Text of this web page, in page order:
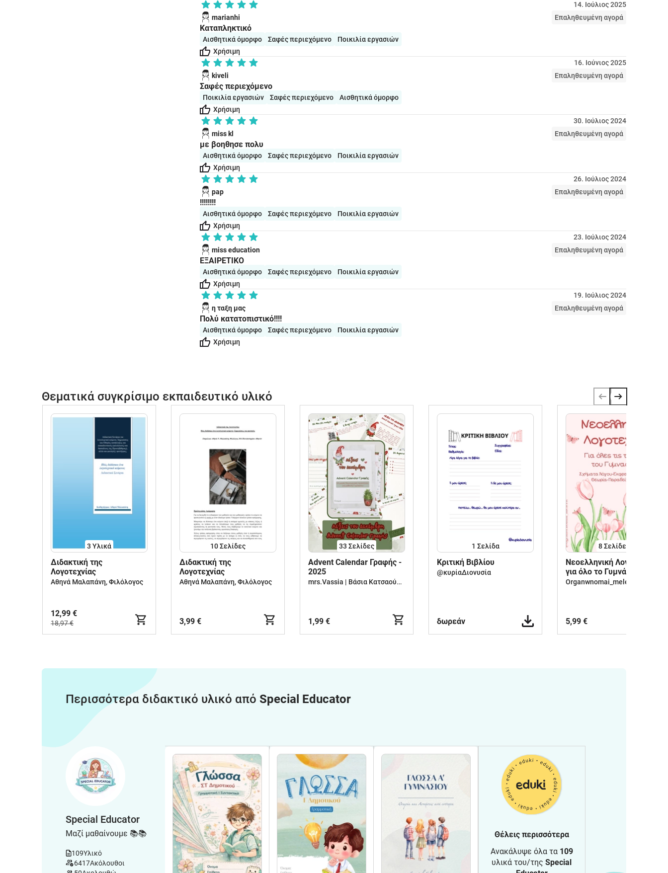
14. Ιούλιος 2025
marianhi
Επαληθευμένη αγορά
Kαταπληκτικό
Αισθητικά όμορφο Σαφές περιεχόμενο
Ποικιλία εργασιών
Χρήσιμη
16. Ιούνιος 2025
kiveli
Επαληθευμένη αγορά
Σαφές περιεχόμενο
Ποικιλία εργασιών Σαφές περιεχόμενο
Αισθητικά όμορφο
Χρήσιμη
30. Ιούλιος 2024
miss kl
Επαληθευμένη αγορά
με βοηθησε πολυ
Αισθητικά όμορφο Σαφές περιεχόμενο
Ποικιλία εργασιών
Χρήσιμη
26. Ιούλιος 2024
pap
Επαληθευμένη αγορά
!!!!!!!!
Αισθητικά όμορφο Σαφές περιεχόμενο
Ποικιλία εργασιών
Χρήσιμη
23. Ιούλιος 2024
miss education
Επαληθευμένη αγορά
EΞAIΡETIKO
Αισθητικά όμορφο Σαφές περιεχόμενο
Ποικιλία εργασιών
Χρήσιμη
19. Ιούλιος 2024
η ταξη μας
Επαληθευμένη αγορά
Πολύ κατατοπιστικό!!!!
Αισθητικά όμορφο Σαφές περιεχόμενο
Ποικιλία εργασιών
Χρήσιμη
Θεματικά συγκρίσιμο εκπαιδευτικό υλικό
3 Υλικά
Διδακτική της
Λογοτεχνίας
Αθηνά Μαλαπάνη, Φιλόλογος
12,99 €
18,97 €
10Σελίδες
Διδακτική της
Λογοτεχνίας
Αθηνά Μαλαπάνη, Φιλόλογος
3,99 €
33 Σελίδες
Advent Calendar Γραφής -
2025
mrs.Vassia | Βάσια Κατσαούνου
1,99 €
1 Σελίδα
Κριτική Βιβλίου
@κυρίαΔιονυσία
δωρεάν
8Σελίδες
Νεοελληνική Λογοτεχνία
για όλο το Γυμνάσιο
Organwnomai_meletw
5,99 €
Περισσότερα διδακτικό υλικό από Special Educator
Special Educator
Μαζί μαθαίνουμε 📚📚
109Υλικό
6417Ακόλουθοι
Θέλεις περισσότερα
Ανακάλυψε όλα τα 109
υλικά του/της Special